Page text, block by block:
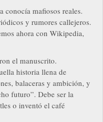
conocía mafiosos reales.
y rumores callejeros.
ahora con Wikipedia,
el manuscrito.
historia llena de
balaceras y ambición, y
futuro”. Debe ser la
o inventó el café